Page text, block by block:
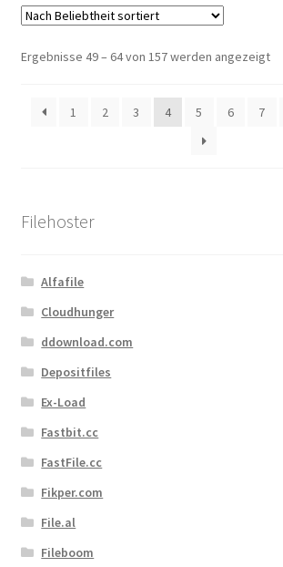
Ergebnisse 49 – 64 von 157 werden angezeigt
1
2 3 4 5 6 7
Filehoster
Alfafile
Cloudhunger
ddownload.com
Depositfiles
Ex-Load
Fastbit.cc
FastFile.cc
Fikper.com
File.al
Fileboom